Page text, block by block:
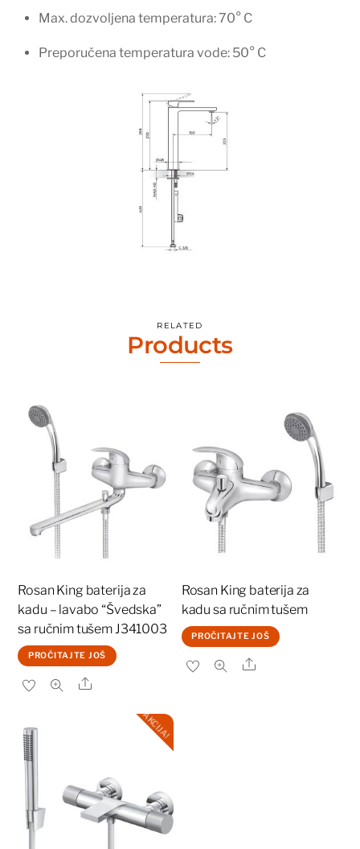
Max. dozvoljena temperatura: 70° C
Preporučena temperatura vode: 50° C
RELATED
Products
Rosan King baterija za
kadu – lavabo “Švedska”
sa ručnim tušem J341003
PROČITAJTE JOŠ
Share
Rosan King baterija za
kadu sa ručnim tušem
PROČITAJTE JOŠ
Share
AKCIJA!